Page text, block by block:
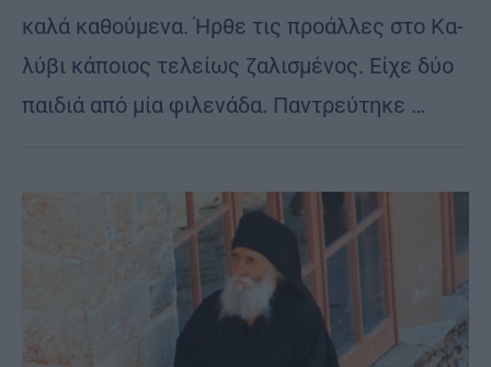
καλά κα­θού­με­να. Ήρθε τις προ­άλ­λες στο Κα­
λύ­βι κά­ποιος τε­λεί­ως ζα­λι­σμέ­νος. Είχε δύο
παι­διά από μία φι­λε­νά­δα. Παν­τρεύ­τη­κε …